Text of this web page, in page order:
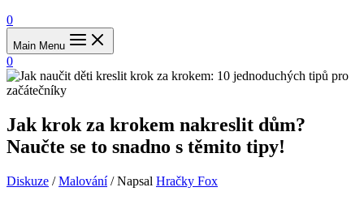
0
Main Menu
0
Jak krok za krokem nakreslit dům?
Naučte se to snadno s těmito tipy!
Diskuze /Malování/ Napsal Hračky Fox